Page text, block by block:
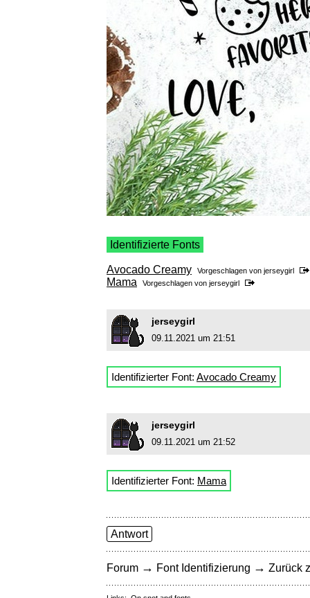
Identifizierte Fonts
Avocado Creamy Vorgeschlagen von jerseygirl
Mama Vorgeschlagen von jerseygirl
jerseygirl
09.11.2021 um 21:51
Identifizierter Font: Avocado Creamy
jerseygirl
09.11.2021 um 21:52
Identifizierter Font: Mama
Antwort
Forum → Font Identifizierung → Zurück